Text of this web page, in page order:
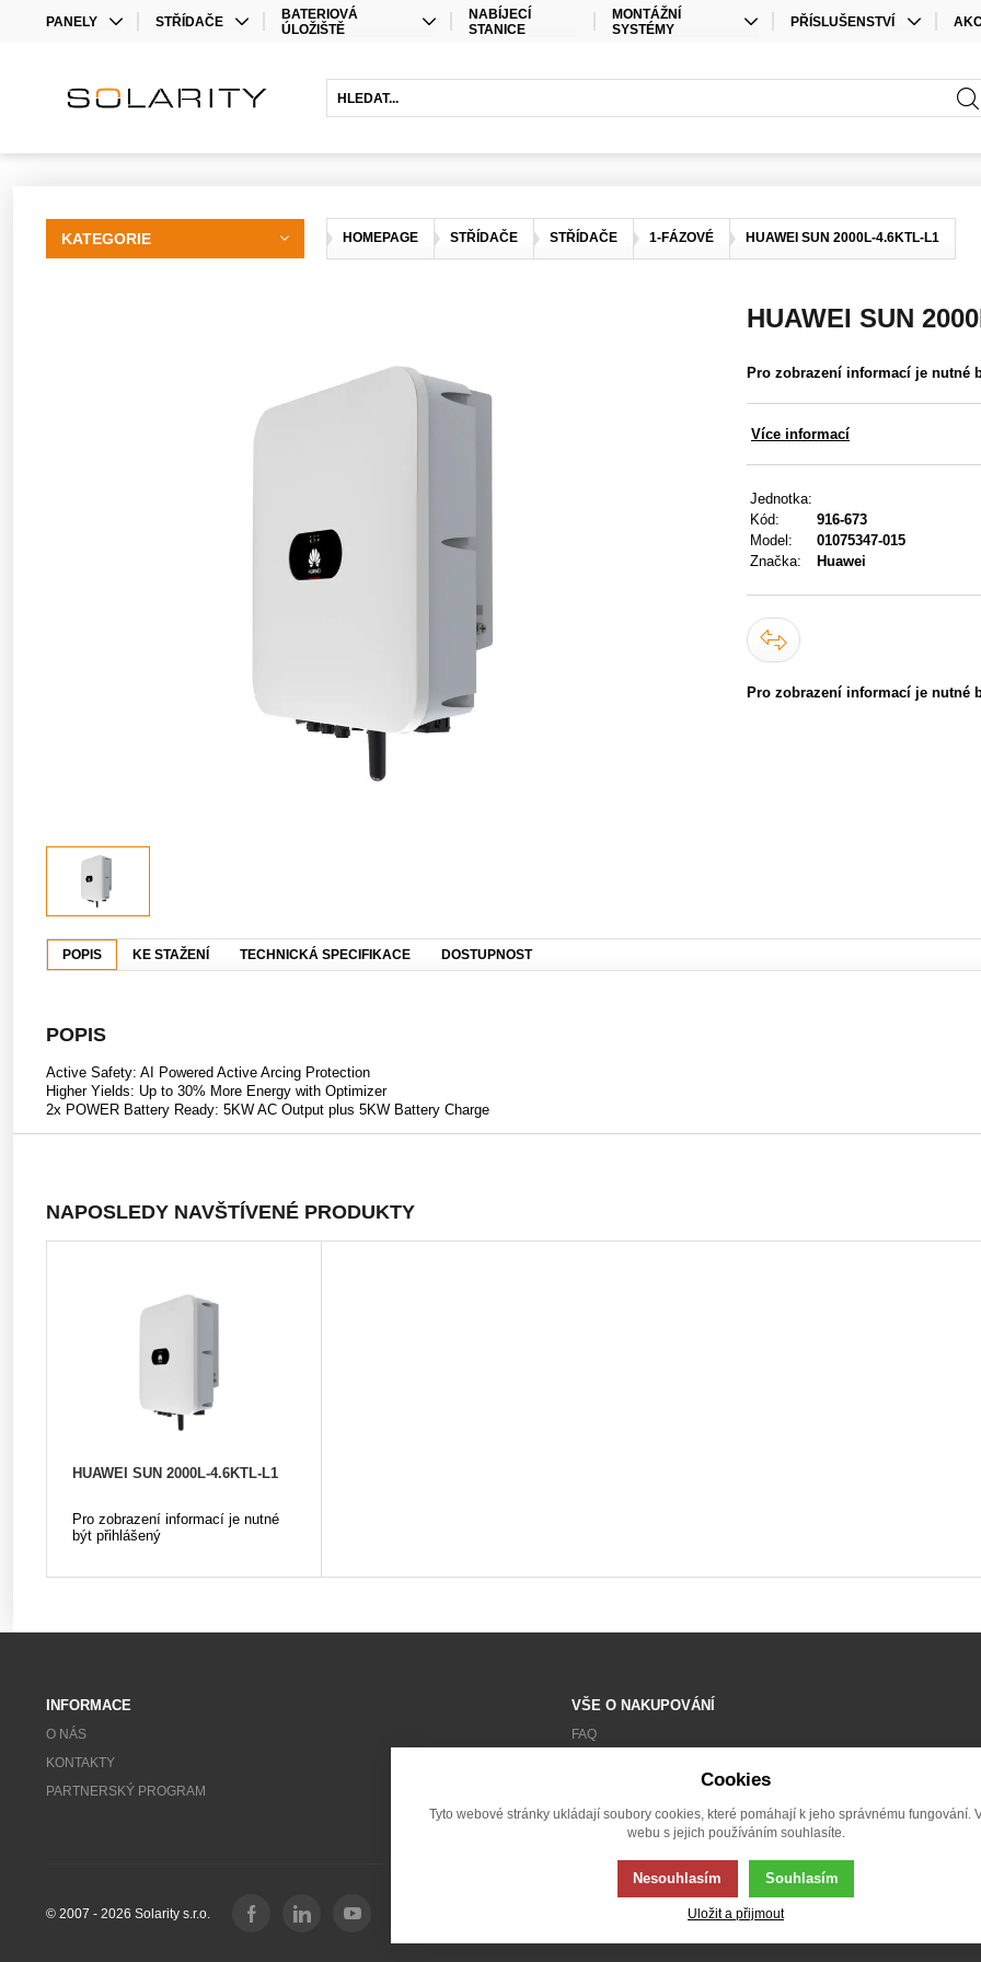
PANELY
BIFACIAL
STŘÍDAČE
OPTIMIZÉRY
BATERIOVÁ
ÚLOŽIŠTĚ
OLOVĚNÉ BATERIE
NABÍJECÍ
STANICE
MONTÁŽNÍ
SYSTÉMY
PŘÍSLUŠENSTVÍ
PŘÍSLUŠENSTVÍ ÚLOŽIŠTĚ
HOMEPAGE STŘÍDAČE STŘÍDAČE 1-FÁZOVÉ HUAWEI SUN 2000L-4.6KTL-L1
KATEGORIE
HUAWEI SUN
Pro zobrazení informací je nutné
Více informací
Jednotka:
Kód:
916-673
Model:
01075347-015
Značka:
Huawei
Pro zobrazení informací je nutné
POPIS KE STAŽENÍ TECHNICKÁ SPECIFIKACE DOSTUPNOST
POPIS
Active Safety: AI Powered Active Arcing Protection
Higher Yields: Up to 30% More Energy with Optimizer
2x POWER Battery Ready: 5KW AC Output plus 5KW Battery Charge
NAPOSLEDY NAVŠTÍVENÉ PRODUKTY
HUAWEI SUN 2000L-4.6KTL-L1
Pro zobrazení informací je nutné
být přihlášený
INFORMACE
O NÁS
KONTAKTY
PARTNERSKÝ PROGRAM
VŠE O NAKUPOVÁNÍ
FAQ
REKLAMACE
© 2007 - 2026 Solarity s.r.o.
Cookies
Tyto webové stránky ukládají soubory cookies, které pomáhají k jeho správnému fungování.
webu s jejich používáním souhlasíte.
Nesouhlasím Souhlasím
Uložit a přijmout